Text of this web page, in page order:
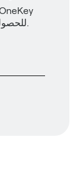
للحصول على أحدث أخبار المنتجات والعروض.